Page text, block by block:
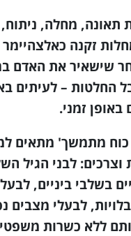
תאונה, מחלה,
זקנה כאלצהיימר
שישאיר את האדם
החלטות – לעיתים
באופן זמני.
כוח מתמשך' מתאים
וצרכים: לבני הגיל
בשלבי ביניים,
לבעלי מצבים
ללא כשרות